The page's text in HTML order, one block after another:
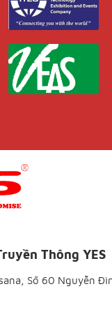
Thông YES
Số 60 Nguyễn